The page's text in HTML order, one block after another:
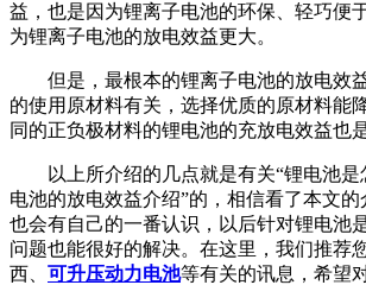
益，也是因为锂离子电池的环保、轻巧便
为锂离子电池的放电效益更大。
但是，最根本的锂离子电池的放电效
的使用原材料有关，选择优质的原材料能
同的正负极材料的锂电池的充放电效益也
以上所介绍的几点就是有关“锂电池
电池的放电效益介绍”的，相信看了本文
也会有自己的一番认识，以后针对锂电池
问题也能很好的解决。在这里，我们推荐
西、 可升压动力电池等有关的讯息，希望